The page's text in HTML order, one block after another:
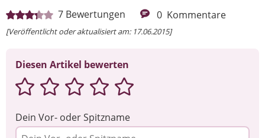
7 Bewertungen 0 Kommentare
[Veröffentlicht oder aktualisiert am: 17.06.2015]
Diesen Artikel bewerten
Dein Vor- oder Spitzname
Ihre Nachricht